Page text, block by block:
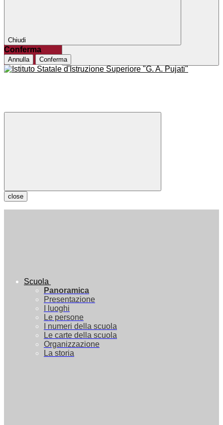
Chiudi
Conferma
Annulla Conferma
close
Scuola
Panoramica
Presentazione
I luoghi
Le persone
I numeri della scuola
Le carte della scuola
Organizzazione
La storia